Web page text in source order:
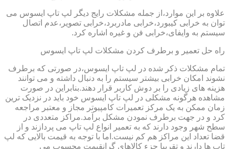
علاوه بر این موارد،از جمله مشکلات رایج دیگر لپ تاپ ایسوس می
توان به خرابی کیبورد،خرابی مادربرد،خرابی تصویر،عدم اتصال
سیستم به وایفای،خرابی فن و غیره اشاره کرد.
راه حل تعمیر و برطرف کردن مشکلات لپ تاپ ایسوس
تمام مشکلات ذکر شده در لپ تاپ ایسوس،در صورتی که برطرف
نشوند امکان خرابی بیشتر سیستم را به دنبال داشته و می توانند
هزینه های زیادی را بر دوش کاربر قرار دهند.بنابراین در صورت
مشاهده هرگونه مشکلی در لپ تاپ ایسوس خود باید در نزدیک ترین
زمان ممکن به یک مرکز تعمیرات کامپیوتر مجاز و معتبر مراجعه
کرد و در جهت برطرف نمودن مشکل برآمد.مراکز متعددی در
سطح شهر وجود دارند که به تعمیر انواع لپ تاپ می پردازند و از
قضا تعداد این مراکز هم کم نیست.اما با توجه به قیمت بالایی که لپ
تاپ ها دارند و تقریبا جزء کالاهای گرانقیمت محسوب می